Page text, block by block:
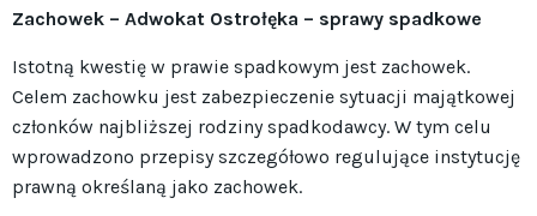
Zachowek – Adwokat Ostrołęka – sprawy spadkowe
Istotną kwestię w prawie spadkowym jest zachowek.
Celem zachowku jest zabezpieczenie sytuacji majątkowej
członków najbliższej rodziny spadkodawcy. W tym celu
wprowadzono przepisy szczegółowo regulujące instytucję
prawną określaną jako zachowek.